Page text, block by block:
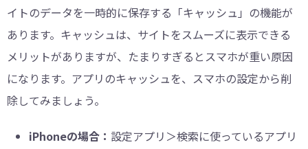
イトのデータを一時的に保存する「キャッシュ」の機能が
あります。キャッシュは、サイトをスムーズに表示できる
メリットがありますが、たまりすぎるとスマホが重い原因
になります。アプリのキャッシュを、スマホの設定から削
除してみましょう。
iPhoneの場合： 設定アプリ＞検索に使っているアプリ